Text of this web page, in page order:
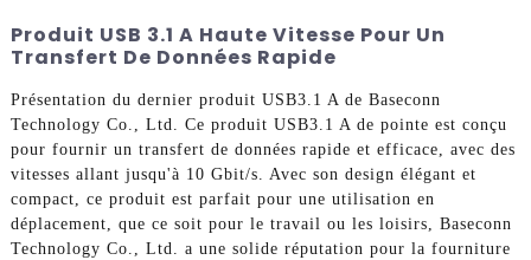
Produit USB 3.1 A Haute Vitesse Pour Un
Transfert De Données Rapide
Présentation du dernier produit USB3.1 A de Baseconn
Technology Co., Ltd. Ce produit USB3.1 A de pointe est conçu
pour fournir un transfert de données rapide et efficace, avec des
vitesses allant jusqu'à 10 Gbit/s. Avec son design élégant et
compact, ce produit est parfait pour une utilisation en
déplacement, que ce soit pour le travail ou les loisirs, Baseconn
Technology Co., Ltd. a une solide réputation pour la fourniture